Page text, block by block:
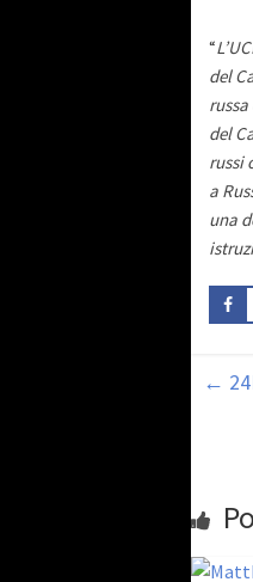
“
del
del
russi
a
una
←